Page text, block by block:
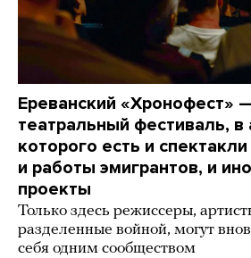
Ереванский «Хронофест»
театральный фестиваль,
которого есть и спектакли
и работы эмигрантов, и
проекты
Только здесь режиссеры,
разделенные войной, могут
себя одним сообществом